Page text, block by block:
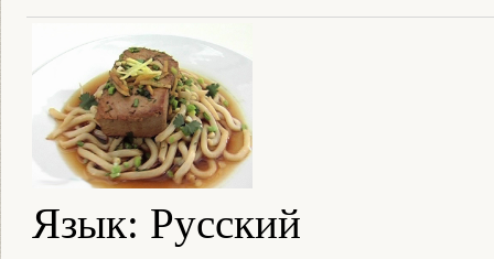
Язык: Русский